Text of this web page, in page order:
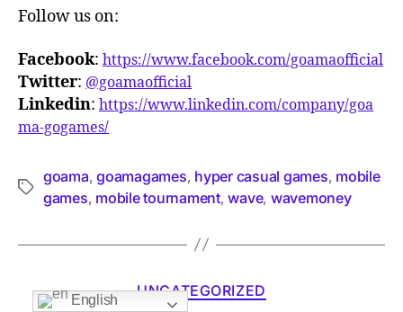
Follow us on:
Facebook: https://www.facebook.com/goamaofficial
Twitter: @goamaofficial
Linkedin: https://www.linkedin.com/company/goa
ma-gogames/
goama,goamagames, hyper casual games, mobile
games, mobile tournament,wave, wavemoney
UNCATEGORIZED
English